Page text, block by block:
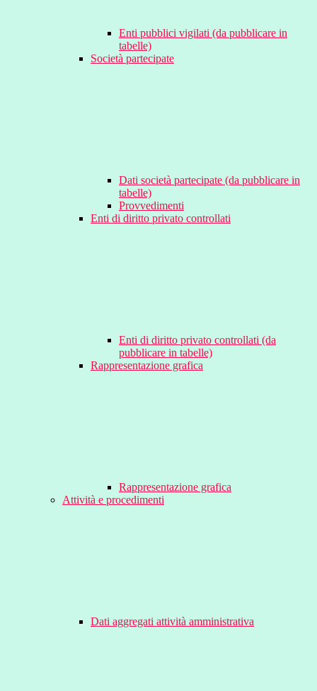
Enti pubblici vigilati (da pubblicare in
tabelle)
Società partecipate
Dati società partecipate (da pubblicare in
tabelle)
Provvedimenti
Enti di diritto privato controllati
Enti di diritto privato controllati (da
pubblicare in tabelle)
Rappresentazione grafica
Rappresentazione grafica
Attività e procedimenti
Dati aggregati attività amministrativa